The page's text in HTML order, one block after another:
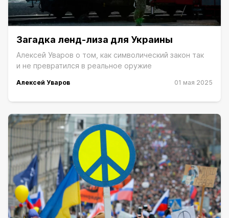
Загадка ленд-лиза для Украины
Алексей Уваров о том, как символический закон так
и не превратился в реальное оружие
Алексей Уваров 01 мая 2025